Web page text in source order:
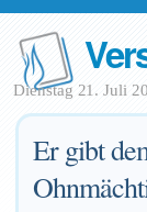
Dienstag 21. Juli
Er gibt